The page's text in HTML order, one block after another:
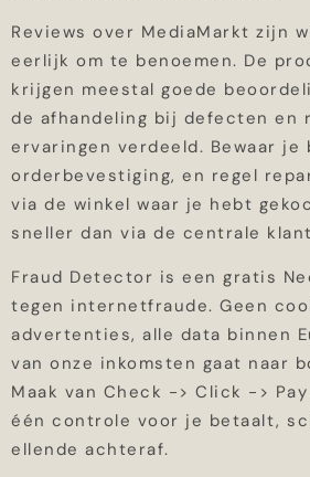
Reviews over MediaMarkt zijn
eerlijk om te benoemen. De
krijgen meestal goede
de afhandeling bij defecten en
ervaringen verdeeld. Bewaar je
orderbevestiging, en regel
via de winkel waar je hebt
sneller dan via de centrale
Fraud Detector is een gratis
tegen internetfraude. Geen
advertenties, alle data binnen
van onze inkomsten gaat naar
Maak van Check -> Click ->
één controle voor je betaalt,
ellende achteraf.